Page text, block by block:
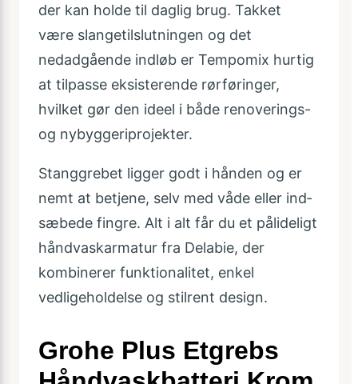
der kan holde til daglig brug. Takket
være slangetilslutningen og det
nedadgående indløb er Tempomix hurtig
at tilpasse eksisterende rørføringer,
hvilket gør den ideel i både renoverings-
og nybyggeriprojekter.
Stanggrebet ligger godt i hånden og er
nemt at betjene, selv med våde eller ind­
sæbede fingre. Alt i alt får du et pålideligt
håndvaskarmatur fra Delabie, der
kombinerer funktionalitet, enkel
vedligeholdelse og stilrent design.
Grohe Plus Etgrebs